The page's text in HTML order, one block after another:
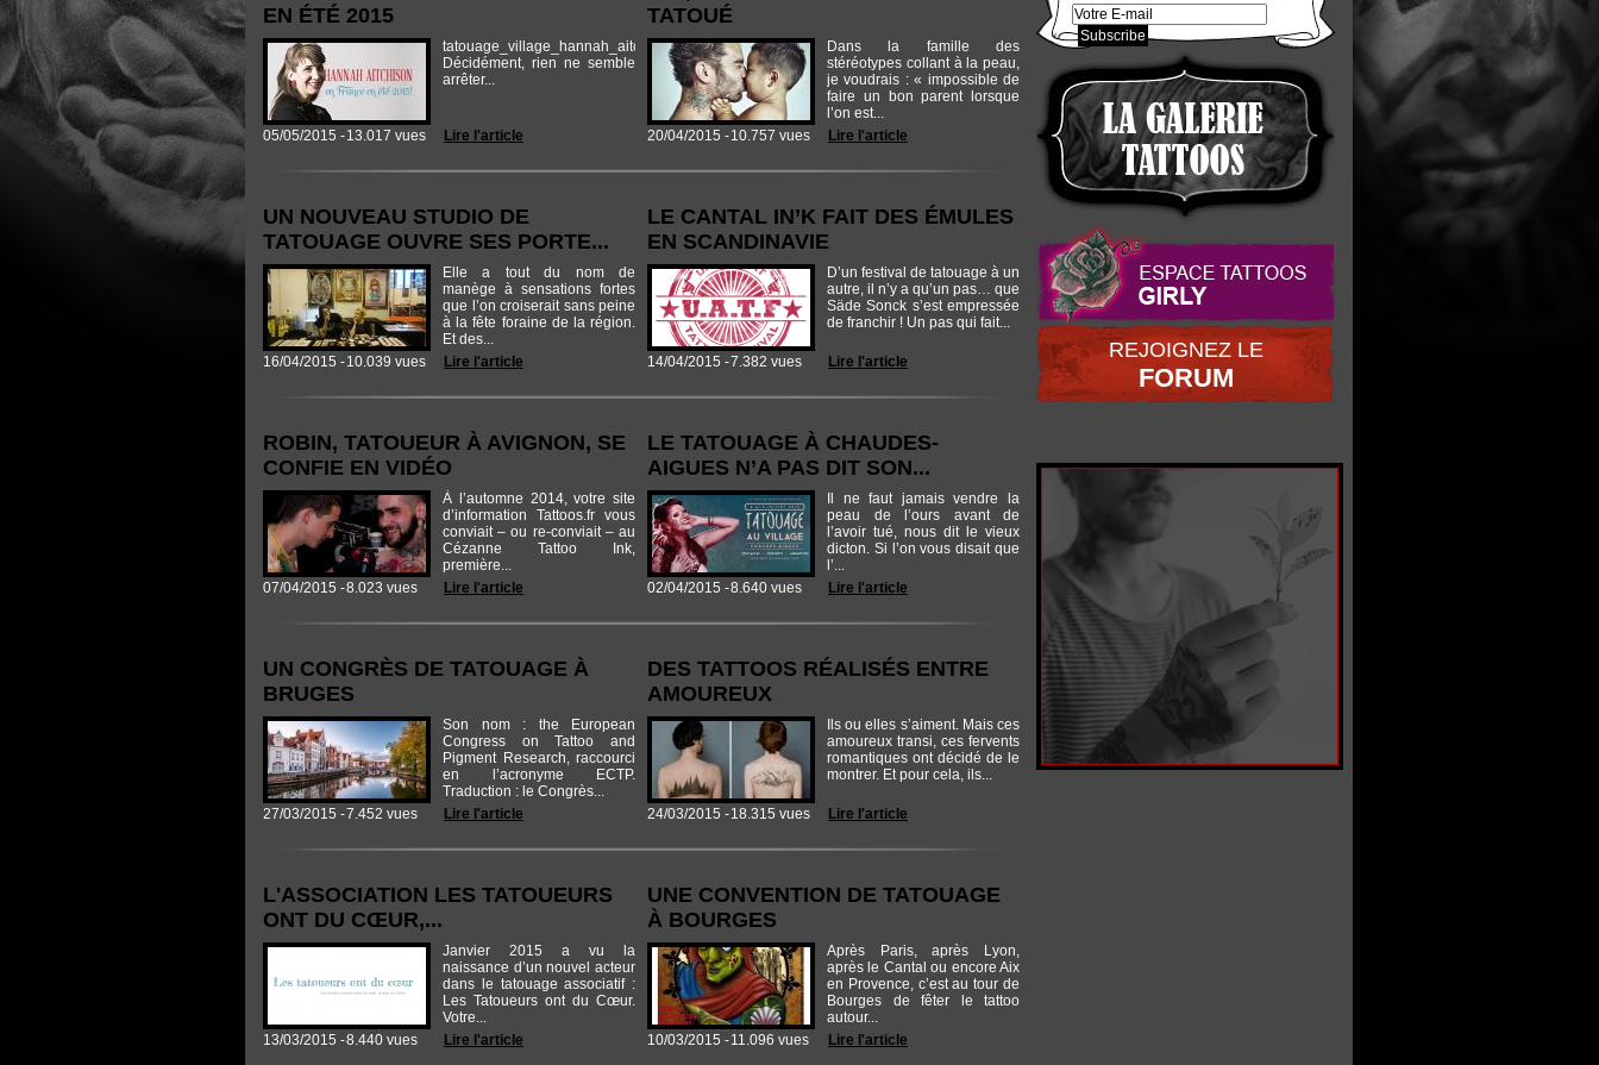
EN ÉTÉ 2015
tatouage_village_hannah_aitchison_corps_article.jpg
Décidément, rien ne semble
arrêter...
05/05/2015 -13.017 vues Lire l'article
TATOUÉ
Dans la famille des
stéréotypes collant à la peau,
je voudrais : « impossible de
faire un bon parent lorsque
l’on est...
20/04/2015 -10.757 vues Lire l'article
UN NOUVEAU STUDIO DE
TATOUAGE OUVRE SES PORTE...
Elle a tout du nom de
manège à sensations fortes
que l’on croiserait sans peine
à la fête foraine de la région.
Et des...
16/04/2015 -10.039 vues Lire l'article
LE CANTAL IN’K FAIT DES ÉMULES
EN SCANDINAVIE
D’un festival de tatouage à un
autre, il n’y a qu’un pas… que
Säde Sonck s’est empressée
de franchir ! Un pas qui fait...
14/04/2015 -7.382 vues Lire l'article
ROBIN, TATOUEUR À AVIGNON, SE
CONFIE EN VIDÉO
À l’automne 2014, votre site
d’information Tattoos.fr vous
conviait – ou re-conviait – au
Cézanne Tattoo Ink,
première...
07/04/2015 -8.023 vues Lire l'article
LE TATOUAGE À CHAUDES-
AIGUES N’A PAS DIT SON...
Il ne faut jamais vendre la
peau de l’ours avant de
l’avoir tué, nous dit le vieux
dicton. Si l’on vous disait que
l’...
02/04/2015 -8.640 vues Lire l'article
UN CONGRÈS DE TATOUAGE À
BRUGES
Son nom : the European
Congress on Tattoo and
Pigment Research, raccourci
en l’acronyme ECTP.
Traduction : le Congrès...
27/03/2015 -7.452 vues Lire l'article
DES TATTOOS RÉALISÉS ENTRE
AMOUREUX
Ils ou elles s’aiment. Mais ces
amoureux transi, ces fervents
romantiques ont décidé de le
montrer. Et pour cela, ils...
24/03/2015 -18.315 vues Lire l'article
L'ASSOCIATION LES TATOUEURS
ONT DU CŒUR,...
Janvier 2015 a vu la
naissance d’un nouvel acteur
dans le tatouage associatif :
Les Tatoueurs ont du Cœur.
Votre...
13/03/2015 -8.440 vues Lire l'article
UNE CONVENTION DE TATOUAGE
À BOURGES
Après Paris, après Lyon,
après le Cantal ou encore Aix
en Provence, c’est au tour de
Bourges de fêter le tattoo
autour...
10/03/2015 -11.096 vues Lire l'article
REJOIGNEZ LE
FORUM